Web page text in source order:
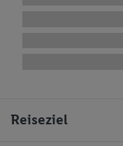
Reiseziel